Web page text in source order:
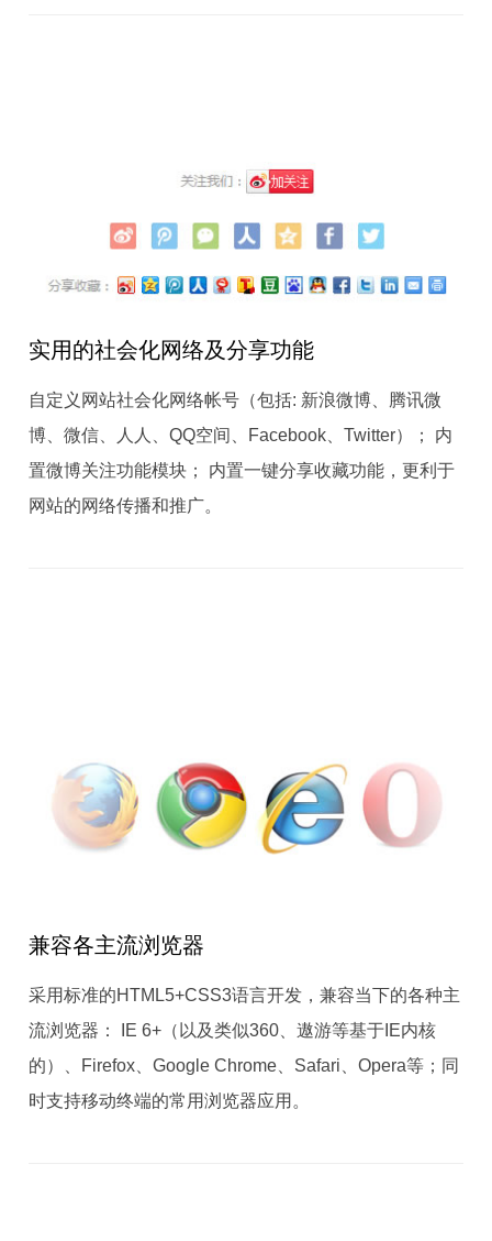
实用的社会化网络及分享功能
自定义网站社会化网络帐号（包括: 新浪微博、腾讯微
博、微信、人人、QQ空间、Facebook、Twitter）； 内
置微博关注功能模块； 内置一键分享收藏功能，更利于
网站的网络传播和推广。
兼容各主流浏览器
采用标准的HTML5+CSS3语言开发，兼容当下的各种主
流浏览器： IE 6+（以及类似360、遨游等基于IE内核
的）、Firefox、Google Chrome、Safari、Opera等；同
时支持移动终端的常用浏览器应用。